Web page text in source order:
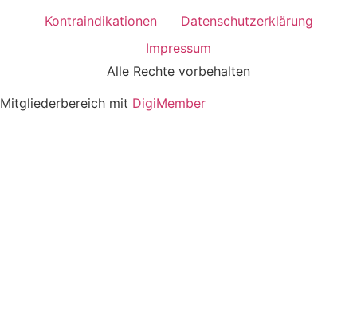
Kontraindikationen
Datenschutzerklärung
Impressum
Alle Rechte vorbehalten
Mitgliederbereich mit DigiMember